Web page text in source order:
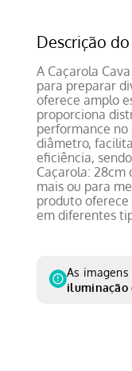
Descrição
A Caçarola
para preparar
oferece amplo
proporciona
performance
diâmetro,
eficiência,
Caçarola: 28cm
mais ou para
produto
em diferentes
As
iluminação